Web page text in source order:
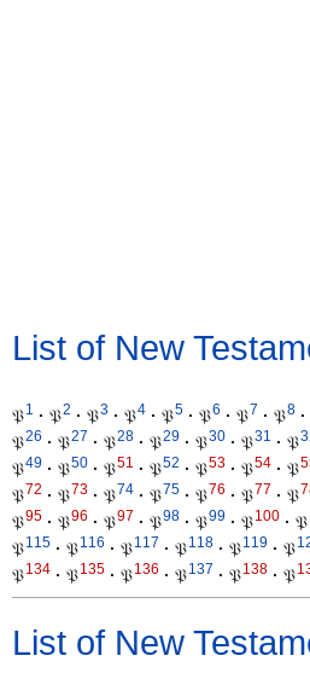
List of New
𝔓1 · 𝔓2 · 𝔓3 · 𝔓4 · 𝔓5 · 𝔓6 · 𝔓7 · 𝔓8 ·
𝔓26 · 𝔓27 · 𝔓28 · 𝔓29 · 𝔓30 · 𝔓31 · 𝔓
𝔓49 · 𝔓50 · 𝔓51 · 𝔓52 · 𝔓53 · 𝔓54 · 𝔓
𝔓72 · 𝔓73 · 𝔓74 · 𝔓75 · 𝔓76 · 𝔓77 · 𝔓
𝔓95 · 𝔓96 · 𝔓97 · 𝔓98 · 𝔓99 · 𝔓100 · 𝔓
𝔓115 · 𝔓116 · 𝔓117 · 𝔓118 · 𝔓119 · 𝔓
𝔓134 · 𝔓135 · 𝔓136 · 𝔓137 · 𝔓138 · 𝔓
List of New